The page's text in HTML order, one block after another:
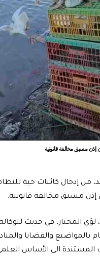
إذن مسبق مخالفة قانونية
من إدخال كائنات حية
إذن مسبق مخالفة قانونية.
لؤي المختار، في حديث
بالمواضيع والقضايا
المستندة الى الأساس